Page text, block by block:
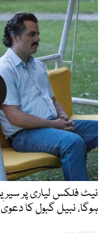
نیٹ فلکس لیاری پر
ہوگا، نبیل گبول کا دعویٰ